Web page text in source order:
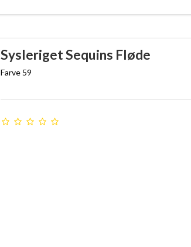
Sysleriget Sequins Fløde
Farve 59